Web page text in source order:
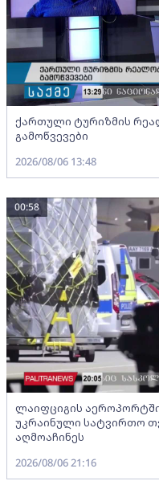
ქართული ტურიზმის
გამოწვევები
2026/08/06 13:48
ლაიფციგის
უკრაინული სატვირთო
აღმოაჩინეს
00:58
2026/08/06 21:16